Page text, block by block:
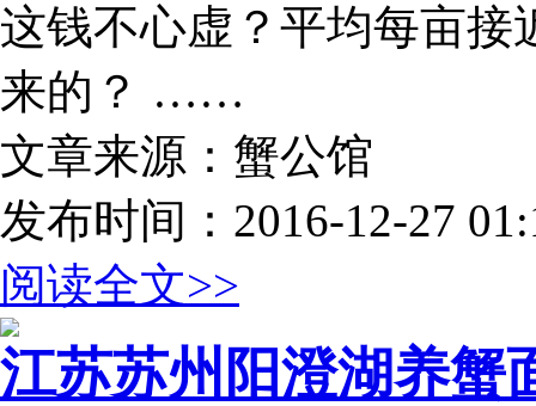
这钱不心虚？平均每亩接
来的？ ……
文章来源：蟹公馆
发布时间：2016-12-27
阅读全文>>
江苏苏州阳澄湖养蟹